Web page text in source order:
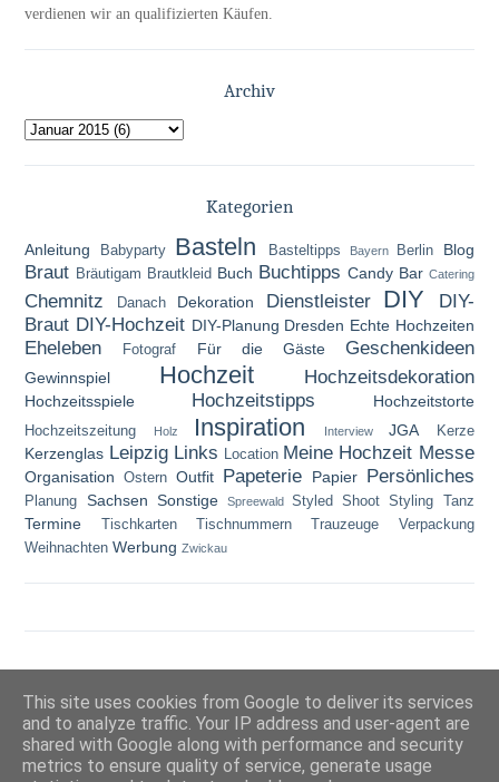
verdienen wir an qualifizierten Käufen.
Archiv
Kategorien
Anleitung Babyparty Basteln Basteltipps Bayern Berlin Blog
Braut Bräutigam Brautkleid Buch Buchtipps Candy Bar Catering
Chemnitz Danach Dekoration Dienstleister DIY
DIY-
Braut DIY-Hochzeit DIY-Planung Dresden Echte Hochzeiten
Eheleben Fotograf Für die Gäste Geschenkideen
Gewinnspiel Hochzeit Hochzeitsdekoration
Hochzeitsspiele Hochzeitstipps Hochzeitstorte
Hochzeitszeitung Holz Inspiration Interview JGA Kerze
Kerzenglas Leipzig Links Location Meine Hochzeit Messe
Organisation Ostern Outfit Papeterie Papier Persönliches
Planung Sachsen Sonstige Spreewald Styled Shoot Styling Tanz
Termine Tischkarten Tischnummern Trauzeuge
Verpackung
Weihnachten Werbung Zwickau
Copyright © 2014-2021 Steffis Hochzeitsblog | Design by MiraDesigns |Impressum
Datenschutzerklärung
This site uses cookies from Google to deliver its services
and to analyze traffic. Your IP address and user-agent are
shared with Google along with performance and security
metrics to ensure quality of service, generate usage